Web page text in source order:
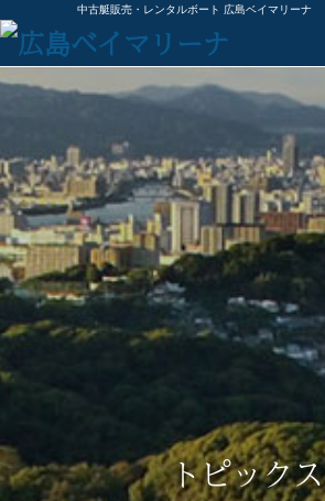
中古艇販売・レンタルボート 広島ベイマリーナ
トピックス